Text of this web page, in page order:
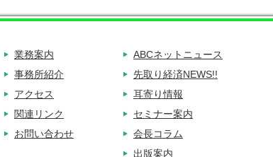
業務案内
事務所紹介
アクセス
関連リンク
お問い合わせ
ABCネットニュース
先取り経済NEWS!!
耳寄り情報
セミナー案内
会長コラム
出版案内